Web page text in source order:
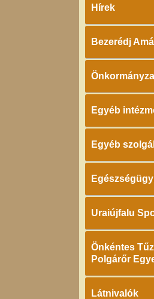
Hírek
Bezerédj
Egyéb
Egyéb
Uraiújfalu
Önkéntes
Polgárőr
Látnivalók